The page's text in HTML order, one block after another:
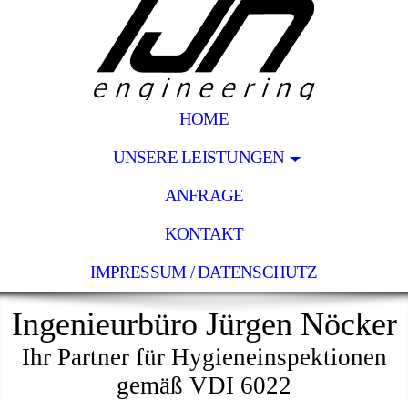
HOME
UNSERE LEISTUNGEN
ANFRAGE
KONTAKT
IMPRESSUM / DATENSCHUTZ
Ingenieurbüro Jürgen Nöcker
Ihr Partner für Hygieneinspektionen
gemäß VDI 6022